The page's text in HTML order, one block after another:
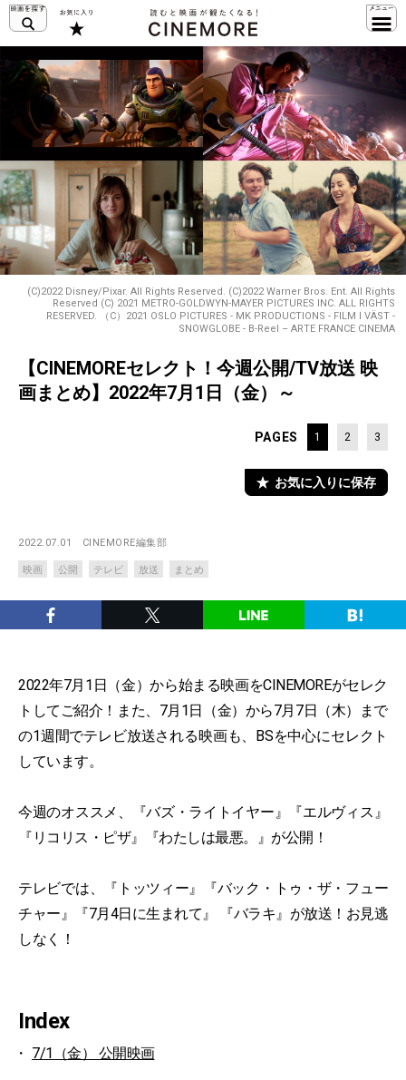
(C)2022 Disney/Pixar. All Rights Reserved. (C)2022 Warner Bros. Ent. All Rights
Reserved (C) 2021 METRO-GOLDWYN-MAYER PICTURES INC. ALL RIGHTS
RESERVED. （C）2021 OSLO PICTURES - MK PRODUCTIONS - FILM I VÄST -
SNOWGLOBE - B-Reel – ARTE FRANCE CINEMA
【CINEMOREセレクト！今週公開/TV放送 映
画まとめ】2022年7月1日（金）～
PAGES 1 2 3
お気に入りに保存
2022.07.01 CINEMORE編集部
映画 公開 テレビ 放送 まとめ
2022年7月1日（金）から始まる映画をCINEMOREがセレク
トしてご紹介！また、7月1日（金）から7月7日（木）まで
の1週間でテレビ放送される映画も、BSを中心にセレクト
しています。
今週のオススメ、『バズ・ライトイヤー』『エルヴィス』
『リコリス・ピザ』『わたしは最悪。』が公開！
テレビでは、『トッツィー』『バック・トゥ・ザ・フュー
チャー』『7月4日に生まれて』 『バラキ』が放送！お見逃
しなく！
Index
7/1（金） 公開映画